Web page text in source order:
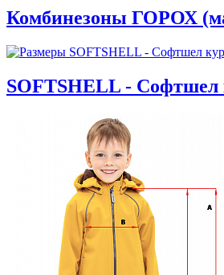
Комбинезоны ГОРОХ
SOFTSHELL - Софтшел